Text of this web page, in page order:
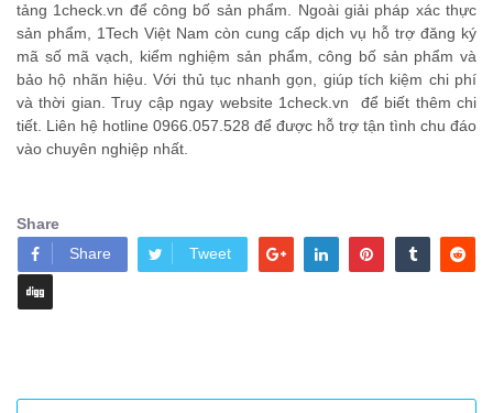
tảng 1check.vn để công bố sản phẩm. Ngoài giải pháp xác thực
sản phẩm, 1Tech Việt Nam còn cung cấp dịch vụ hỗ trợ đăng ký
mã số mã vạch, kiểm nghiệm sản phẩm, công bố sản phẩm và
bảo hộ nhãn hiệu. Với thủ tục nhanh gọn, giúp tích kiệm chi phí
và thời gian. Truy cập ngay website 1check.vn để biết thêm chi
tiết. Liên hệ hotline 0966.057.528 để được hỗ trợ tận tình chu đáo
vào chuyên nghiệp nhất.
Share
Share
Tweet